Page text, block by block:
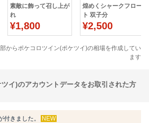
素敵に飾って召し上が
れ
¥1,800
煌めくシャークフロー
ト 双子分
¥2,500
からポケコロツイン(ポケツイ)の相場を作成してい
ます
イ)のアカウントデータをお取引された方
付きました。
NEW